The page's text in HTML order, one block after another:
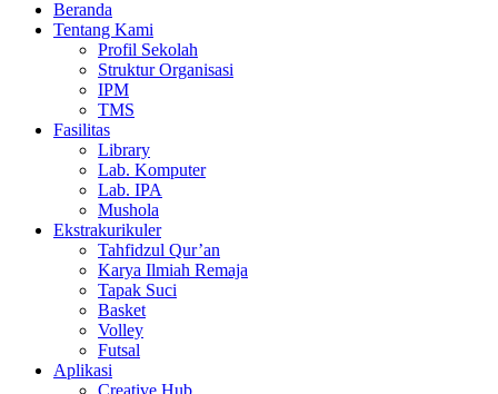
Beranda
Tentang Kami
Profil Sekolah
Struktur Organisasi
IPM
TMS
Fasilitas
Library
Lab. Komputer
Lab. IPA
Mushola
Ekstrakurikuler
Tahfidzul Qur’an
Karya Ilmiah Remaja
Tapak Suci
Basket
Volley
Futsal
Aplikasi
Creative Hub